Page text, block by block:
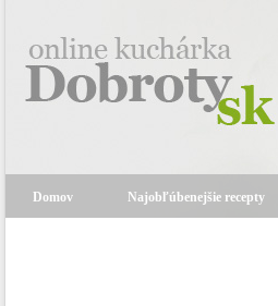
Domov Najobľúbenejšie recepty